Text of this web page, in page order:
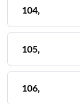
104,
105,
106,